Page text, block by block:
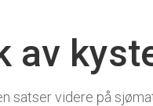
av
satser videre på